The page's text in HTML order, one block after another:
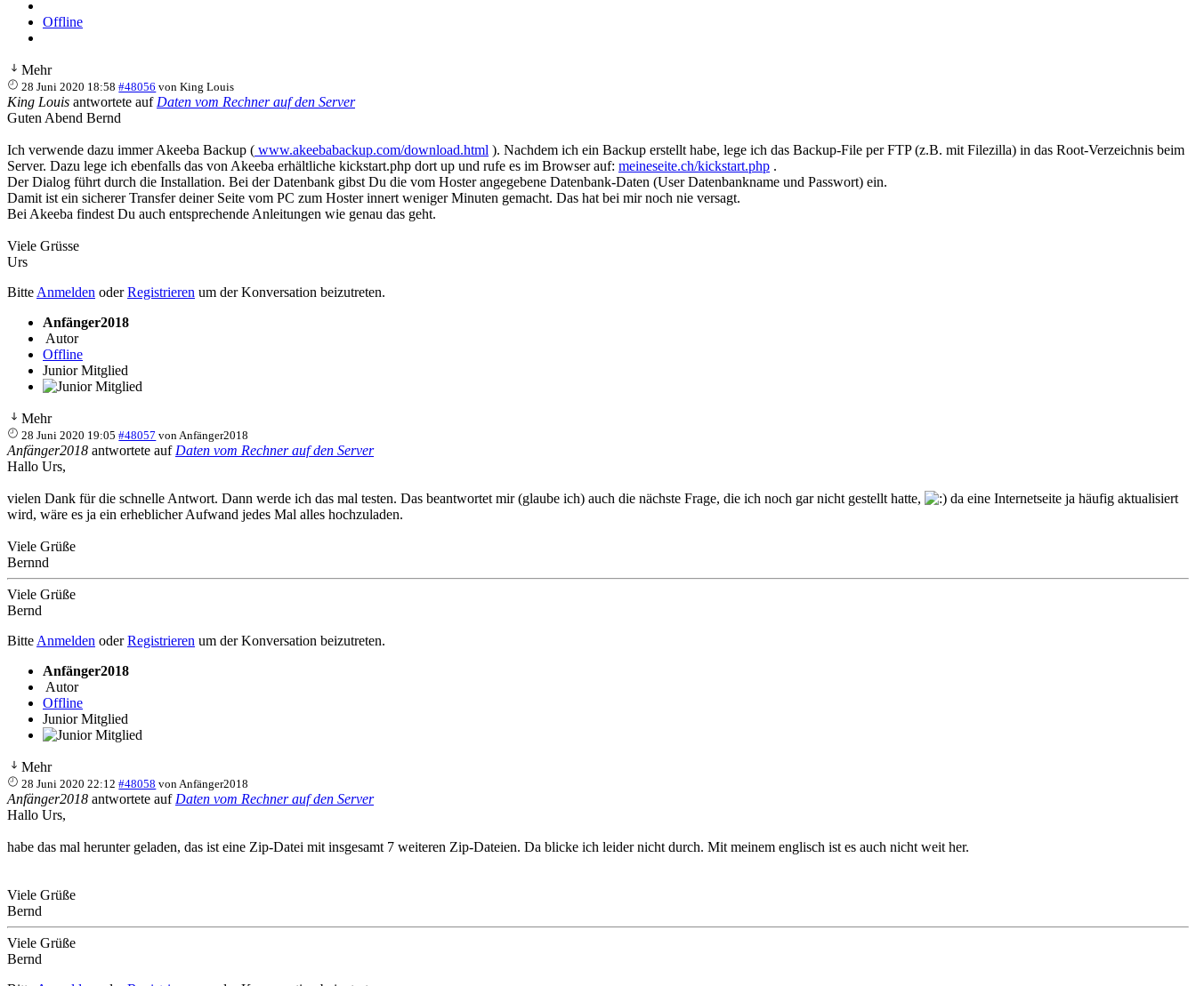
Offline
Mehr
28 Juni 2020 18:58 #48056 vonKing Louis
King Louis antwortete auf Daten vom Rechner auf den Server
Guten Abend Bernd
Ich verwende dazu immer Akeeba Backup ( www.akeebabackup.com/download.html ). Nachdem ich ein Backup erstellt habe, lege ich das Backup-File per FTP (z.B. mit Filezilla) in das Root-Verzeichnis beim
Server. Dazu lege ich ebenfalls das von Akeeba erhältliche kickstart.php dort up und rufe es im Browser auf: meineseite.ch/kickstart.php .
Der Dialog führt durch die Installation. Bei der Datenbank gibst Du die vom Hoster angegebene Datenbank-Daten (User Datenbankname und Passwort) ein.
Damit ist ein sicherer Transfer deiner Seite vom PC zum Hoster innert weniger Minuten gemacht. Das hat bei mir noch nie versagt.
Bei Akeeba findest Du auch entsprechende Anleitungen wie genau das geht.
Viele Grüsse
Urs
Bitte Anmelden oderRegistrieren um der Konversation beizutreten.
Anfänger2018
Autor
Offline
Junior Mitglied
Mehr
28 Juni 2020 19:05 #48057 von Anfänger2018
Anfänger2018 antwortete auf Daten vom Rechner auf den Server
Hallo Urs,
vielen Dank für die schnelle Antwort. Dann werde ich das mal testen. Das beantwortet mir (glaube ich) auch die nächste Frage, die ich noch gar nicht gestellt hatte,
da eine Internetseite ja häufig aktualisiert
wird, wäre es ja ein erheblicher Aufwand jedes Mal alles hochzuladen.
Viele Grüße
Bernnd
Viele Grüße
Bernd
Bitte Anmelden oderRegistrieren um der Konversation beizutreten.
Anfänger2018
Autor
Offline
Junior Mitglied
Mehr
28 Juni 2020 22:12 #48058 von Anfänger2018
Anfänger2018 antwortete auf Daten vom Rechner auf den Server
Hallo Urs,
habe das mal herunter geladen, das ist eine Zip-Datei mit insgesamt 7 weiteren Zip-Dateien. Da blicke ich leider nicht durch. Mit meinem englisch ist es auch nicht weit her.
Viele Grüße
Bernd
Viele Grüße
Bernd